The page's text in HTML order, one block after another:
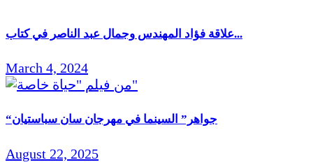
علاقة فؤاد المهندس وجمال عبد الناصر في كتاب...
March 4, 2024
“جواهر” السينما في مهرجان سان سباستيان
August 22, 2025